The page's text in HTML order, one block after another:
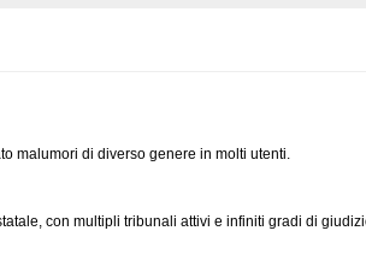
malumori di diverso genere in molti utenti.
con multipli tribunali attivi e infiniti gradi di